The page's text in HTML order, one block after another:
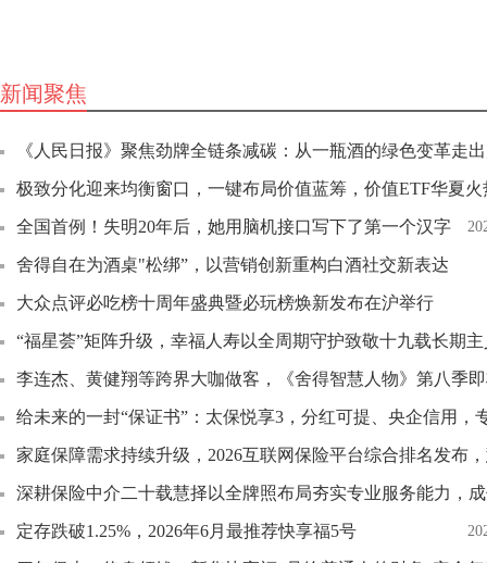
新闻聚焦
《人民日报》聚焦劲牌全链条减碳：从一瓶酒的绿色变革走
极致分化迎来均衡窗口，一键布局价值蓝筹，价值ETF华夏火
全国首例！失明20年后，她用脑机接口写下了第一个汉字
舍得自在为酒桌"松绑”，以营销创新重构白酒社交新表达
大众点评必吃榜十周年盛典暨必玩榜焕新发布在沪举行
“福星荟”矩阵升级，幸福人寿以全周期守护致敬十九载长期主
李连杰、黄健翔等跨界大咖做客，《舍得智慧人物》第八季
给未来的一封“保证书”：太保悦享3，分红可提、央企信用，
家庭保障需求持续升级，2026互联网保险平台综合排名发布
深耕保险中介二十载慧择以全牌照布局夯实专业服务能力，
定存跌破1.25%，2026年6月最推荐快享福5号